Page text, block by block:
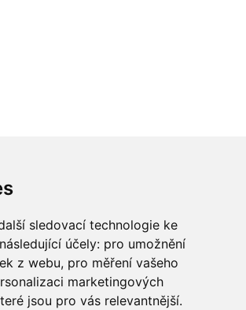
sledovací technologie ke
účely: pro umožnění
z webu, pro měření vašeho
marketingových
jsou pro vás relevantnější.